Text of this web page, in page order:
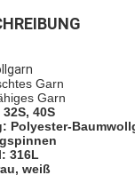
Garn
Garn
40S
Polyester-
316L
weiß